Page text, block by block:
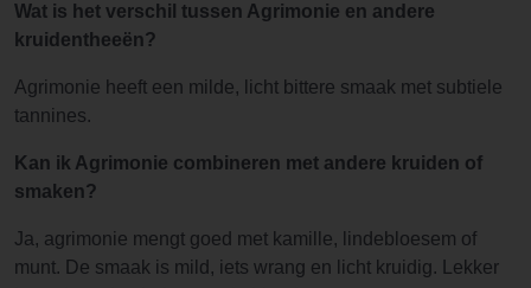
Wat is het verschil tussen Agrimonie en andere
kruidentheeën?
Agrimonie heeft een milde, licht bittere smaak met subtiele
tannines.
Kan ik Agrimonie combineren met andere kruiden of
smaken?
Ja, agrimonie mengt goed met kamille, lindebloesem of
munt. De smaak is mild, iets wrang en licht kruidig. Lekker